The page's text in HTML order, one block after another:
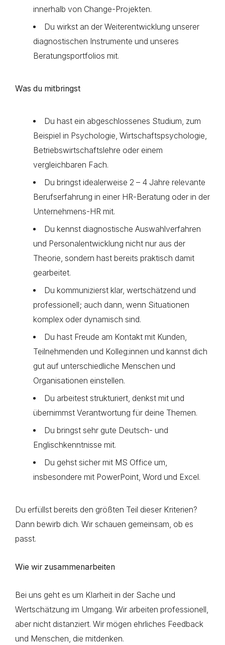
innerhalb von Change-Projekten.
Du wirkst an der Weiterentwicklung unserer
diagnostischen Instrumente und unseres
Beratungsportfolios mit.
Was du mitbringst
Du hast ein abgeschlossenes Studium, zum
Beispiel in Psychologie, Wirtschaftspsychologie,
Betriebswirtschaftslehre oder einem
vergleichbaren Fach.
Du bringst idealerweise 2 – 4 Jahre relevante
Berufserfahrung in einer HR-Beratung oder in der
Unternehmens-HR mit.
Du kennst diagnostische Auswahlverfahren
und Personalentwicklung nicht nur aus der
Theorie, sondern hast bereits praktisch damit
gearbeitet.
Du kommunizierst klar, wertschätzend und
professionell; auch dann, wenn Situationen
komplex oder dynamisch sind.
Du hast Freude am Kontakt mit Kunden,
Teilnehmenden und Kolleg:innen und kannst dich
gut auf unterschiedliche Menschen und
Organisationen einstellen.
Du arbeitest strukturiert, denkst mit und
übernimmst Verantwortung für deine Themen.
Du bringst sehr gute Deutsch- und
Englischkenntnisse mit.
Du gehst sicher mit MS Office um,
insbesondere mit PowerPoint, Word und Excel.
Du erfüllst bereits den größten Teil dieser Kriterien?
Dann bewirb dich. Wir schauen gemeinsam, ob es
passt.
Wie wir zusammenarbeiten
Bei uns geht es um Klarheit in der Sache und
Wertschätzung im Umgang. Wir arbeiten professionell,
aber nicht distanziert. Wir mögen ehrliches Feedback
und Menschen, die mitdenken.